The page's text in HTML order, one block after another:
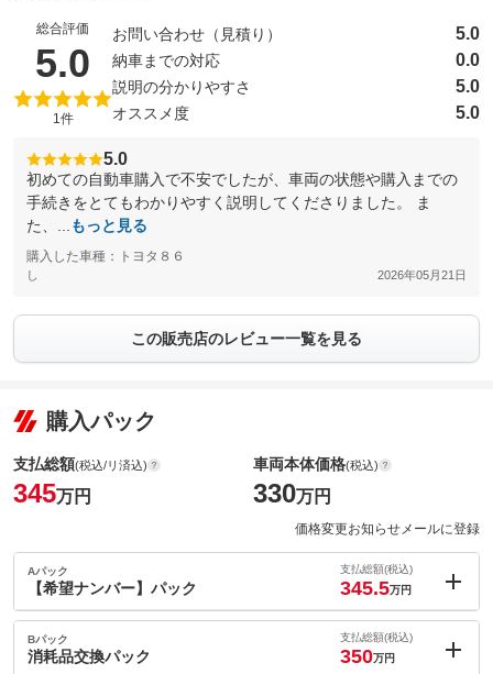
総合評価
5.0 （5点満点中）
1件
お問い合わせ（見積り） 5.0
納車までの対応 0.0
説明の分かりやすさ 5.0
オススメ度 5.0
5.0
初めての自動車購入で不安でしたが、車両の状態や購入までの
手続きをとてもわかりやすく説明してくださりました。 ま
た、...
もっと見る
購入した車種：トヨタ８６
し 2026年05月21日
この販売店のレビュー一覧を見る
購入パック
支払総額(税込/リ済込)
345万円
車両本体価格(税込)
330万円
価格変更お知らせメールに登録
Aパック
【希望ナンバー】パック
支払総額(税込)
345.5万円
内：オプシ
ョン価格
(税込)
Bパック
消耗品交換パック
支払総額(税込)
350万円